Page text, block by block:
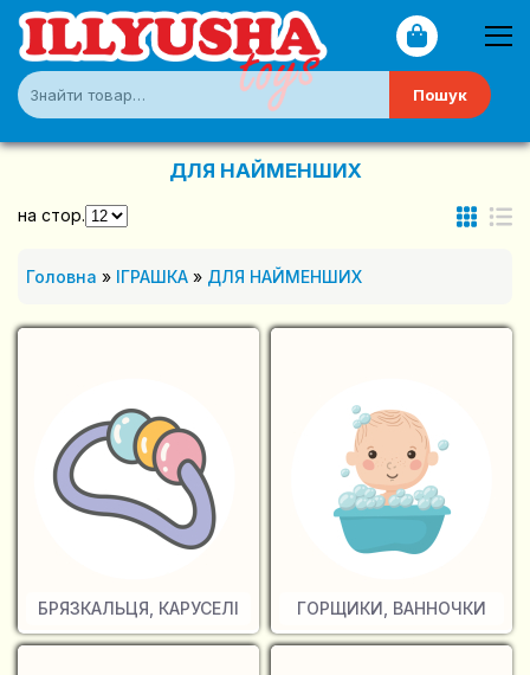
Пошук
ДЛЯ НАЙМЕНШИХ
на стор.
Головна » ІГРАШКА » ДЛЯ НАЙМЕНШИХ
БРЯЗКАЛЬЦЯ, КАРУСЕЛІ ГОРЩИКИ, ВАННОЧКИ